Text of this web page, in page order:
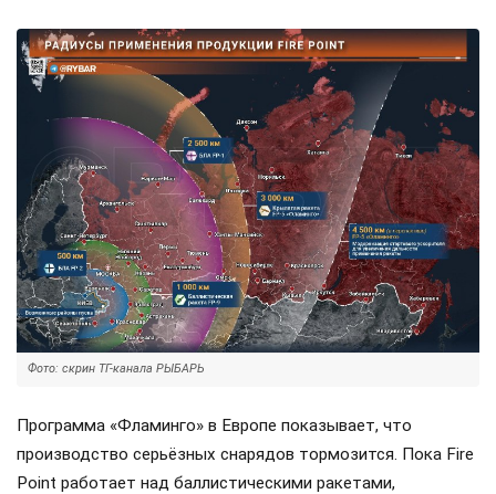
Фото: скрин ТГ-канала РЫБАРЬ
Программа «Фламинго» в Европе показывает, что
производство серьёзных снарядов тормозится. Пока Fire
Point работает над баллистическими ракетами,